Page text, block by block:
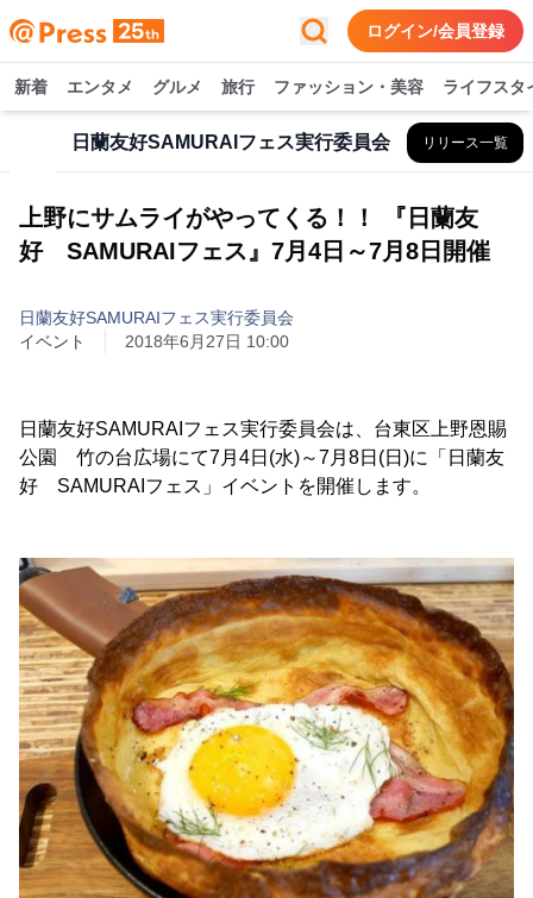
ログイン/会員登録
新着 エンタメ グルメ 旅行 ファッション・美容 ライフスタ
日蘭友好SAMURAIフェス実行委員会 リリース一覧
上野にサムライがやってくる！！ 『日蘭友
好 SAMURAIフェス』7月4日～7月8日開催
日蘭友好SAMURAIフェス実行委員会
イベント
2018年6月27日 10:00
日蘭友好SAMURAIフェス実行委員会は、台東区上野恩賜
公園 竹の台広場にて7月4日(水)～7月8日(日)に「日蘭友
好 SAMURAIフェス」イベントを開催します。